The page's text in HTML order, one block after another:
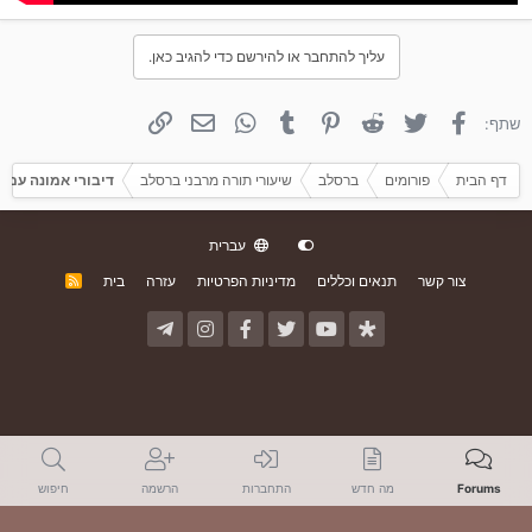
עליך להתחבר או להירשם כדי להגיב כאן.
שתף: פייסבוק טוויטר Reddit פינטרסט Tumblr
WhatsApp
אימייל
דף הבית פורומים ברסלב שיעורי תורה מרבני ברסלב דיבורי אמונה
עברית
צור קשר
תנאים וכללים מדיניות הפרטיות עזרה בית
R
Forums מה חדש התחברות הרשמה חיפוש